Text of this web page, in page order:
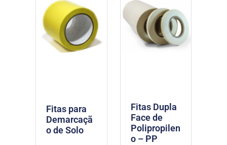
Fitas para
Demarcaçã
o de Solo
Fitas Dupla
Face de
Polipropilen
o – PP